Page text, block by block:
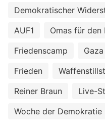
Demokratischer
AUF1
Omas für den
Friedenscamp
Gaza
Frieden
Reiner Braun
Live-
Woche der Demokratie